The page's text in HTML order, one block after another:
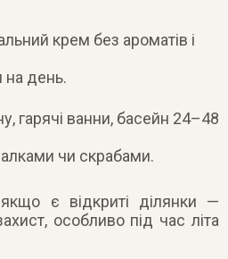
крем без ароматів і
на день.
гарячі ванни, басейн 24–48
чи скрабами.
якщо є відкриті ділянки —
особливо під час літа